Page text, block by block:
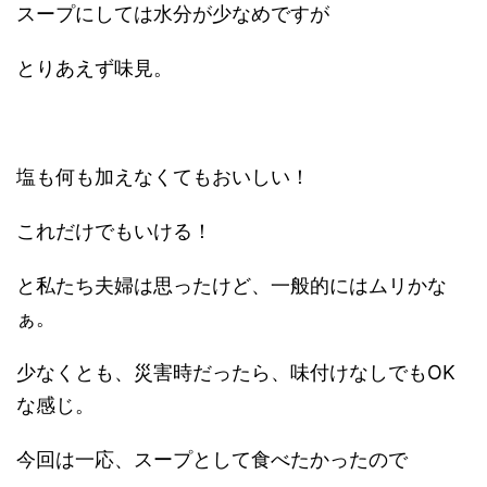
スープにしては水分が少なめですが
とりあえず味見。
塩も何も加えなくてもおいしい！
これだけでもいける！
と私たち夫婦は思ったけど、一般的にはムリかな
ぁ。
少なくとも、災害時だったら、味付けなしでもOK
な感じ。
今回は一応、スープとして食べたかったので